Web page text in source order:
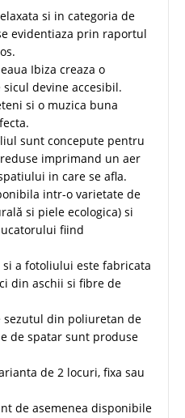
si in categoria de
evidentiaza prin raportul
Ibiza creaza o
devine accesibil.
si o muzica buna
sunt concepute pentru
imprimand un aer
in care se afla.
intr-o varietate de
si piele ecologica) si
fiind
a fotoliului este fabricata
din aschii si fibre de
sezutul din poliuretan de
de spatar sunt produse
de 2 locuri, fixa sau
de asemenea disponibile